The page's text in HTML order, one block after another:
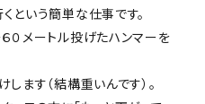
という簡単な仕事です。
０メートル投げたハンマーを
ます（結構重いんです）。